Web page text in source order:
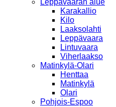
Karakallio
Kilo
Laaksolahti
Leppävaara
Lintuvaara
Viherlaakso
Matinkylä-Olari
Henttaa
Matinkylä
Olari
Pohjois-Espoo